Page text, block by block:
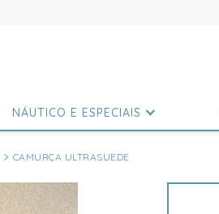
NÁUTICO E ESPECIAIS
CAMURÇA ULTRASUEDE